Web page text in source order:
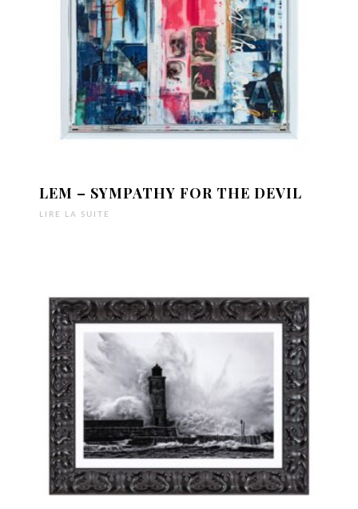
LEM – SYMPATHY FOR THE DEVIL
LIRE LA SUITE